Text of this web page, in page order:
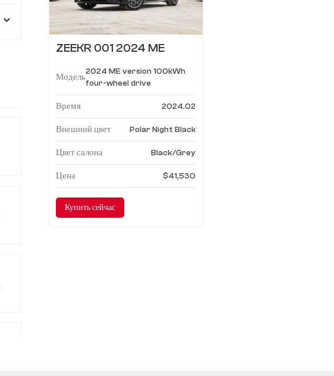
ZEEKR 001 2024 ME
привод
Модель
2024 ME version 100kWh
four-wheel drive
Время 2024.02
Внешний цвет Polar Night Black
Цвет салона Black/Grey
Цена $41,530
Купить сейчас